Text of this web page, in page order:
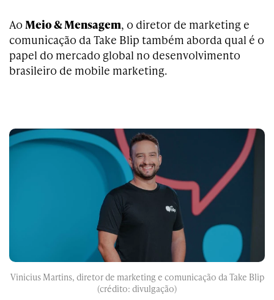
Ao Meio & Mensagem, o diretor de marketing e
comunicação da Take Blip também aborda qual é o
papel do mercado global no desenvolvimento
brasileiro de mobile marketing.
Vinicius Martins, diretor de marketing e comunicação da Take Blip
(crédito: divulgação)